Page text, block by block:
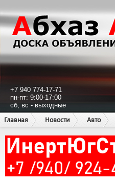
+7 940 774-17-71
пн-пт: 9:00-17:00
сб, вс - выходные
Главная
Новости Авто